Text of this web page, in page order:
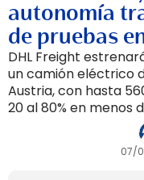
autonomía
de pruebas
DHL Freight
un camión eléctrico
Austria, con hasta
20 al 80% en menos
07/